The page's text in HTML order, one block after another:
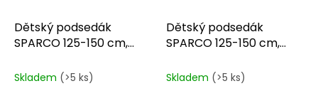
Dětský podsedák
SPARCO 125-150 cm,
Skladem (>5 ks)
Dětský podsedák
SPARCO 125-150 cm,
Skladem (>5 ks)